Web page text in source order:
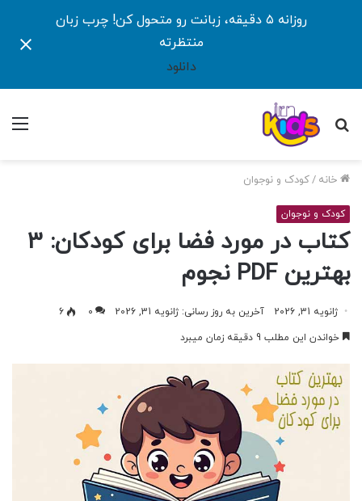
روزانه ۵ دقیقه، زبانت رو متحول کن! چرب زبان
منتظرته
دانلود
جستجو
خانه /کودک و نوجوان
کودک و نوجوان
کتاب در مورد فضا برای کودکان: 3
بهترین PDF نجوم
ژانویه 31, 2026 آخرین به روز رسانی: ژانویه 31, 2026 0
6
خواندن این مطلب 9 دقیقه زمان میبرد